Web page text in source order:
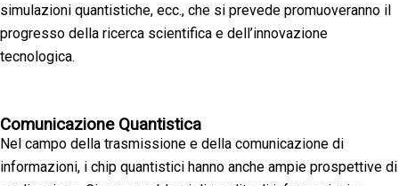
simulazioni quantistiche, ecc., che si prevede promuoveranno il
progresso della ricerca scientifica e dell’innovazione
tecnologica.
Comunicazione Quantistica
Nel campo della trasmissione e della comunicazione di
informazioni, i chip quantistici hanno anche ampie prospettive di